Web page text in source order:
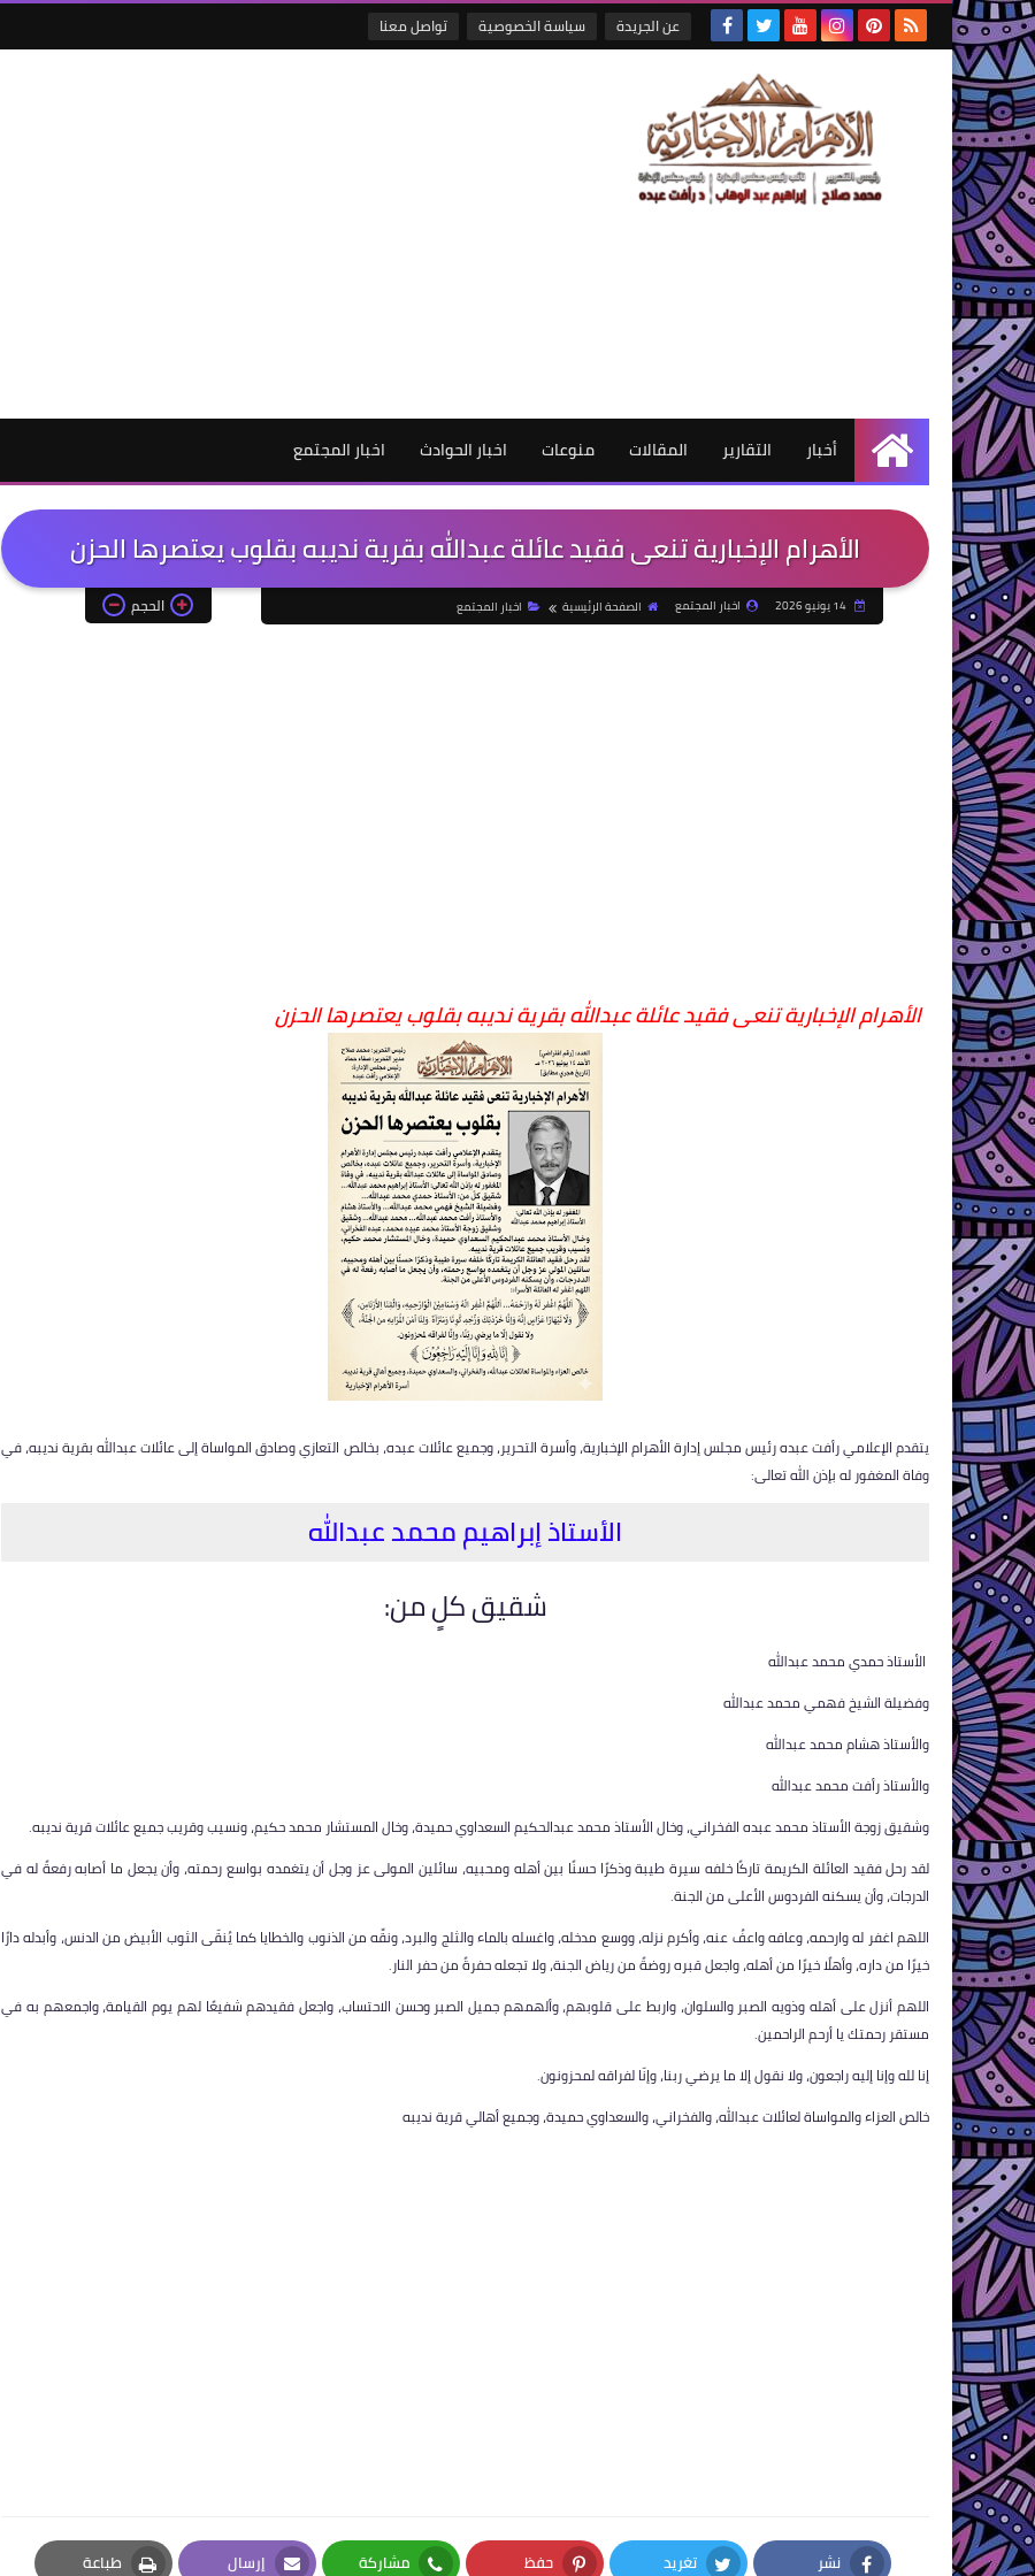
عن الجريدة سياسة الخصوصية تواصل معنا
الرئيسية
أخبار التقارير المقالات منوعات اخبار الحوادث اخبار المجتمع
الأهرام الإخبارية تنعى فقيد عائلة عبدالله بقرية نديبه بقلوب يعتصرها الحزن
14 يونيو 2026 اخبار المجتمع الصفحة الرئيسية اخبار المجتمع الحجم
الأهرام الإخبارية تنعى فقيد عائلة عبدالله بقرية نديبه بقلوب يعتصرها الحزن
يتقدم الإعلامي رأفت عبده رئيس مجلس إدارة الأهرام الإخبارية، وأسرة التحرير، وجميع عائلات عبده، بخالص التعازي وصادق المواساة إلى عائلات عبدالله بقرية نديبه، في
وفاة المغفور له بإذن الله تعالى:
الأستاذ إبراهيم محمد عبدالله
شقيق كلٍ من:
الأستاذ حمدي محمد عبدالله
وفضيلة الشيخ فهمي محمد عبدالله
والأستاذ هشام محمد عبدالله
والأستاذ رأفت محمد عبدالله
وشقيق زوجة الأستاذ محمد عبده الفخراني، وخال الأستاذ محمد عبدالحكيم السعداوي حميدة، وخال المستشار محمد حكيم، ونسيب وقريب جميع عائلات قرية نديبه.
لقد رحل فقيد العائلة الكريمة تاركًا خلفه سيرة طيبة وذكرًا حسنًا بين أهله ومحبيه، سائلين المولى عز وجل أن يتغمده بواسع رحمته، وأن يجعل ما أصابه رفعةً له في
الدرجات، وأن يسكنه الفردوس الأعلى من الجنة.
اللهم اغفر له وارحمه، وعافه واعفُ عنه، وأكرم نزله، ووسع مدخله، واغسله بالماء والثلج والبرد، ونقِّه من الذنوب والخطايا كما يُنقّى الثوب الأبيض من الدنس، وأبدله دارًا
خيرًا من داره، وأهلًا خيرًا من أهله، واجعل قبره روضةً من رياض الجنة، ولا تجعله حفرةً من حفر النار.
اللهم أنزل على أهله وذويه الصبر والسلوان، واربط على قلوبهم، وألهمهم جميل الصبر وحسن الاحتساب، واجعل فقيدهم شفيعًا لهم يوم القيامة، واجمعهم به في
مستقر رحمتك يا أرحم الراحمين.
إنا لله وإنا إليه راجعون، ولا نقول إلا ما يرضي ربنا، وإنّا لفراقه لمحزونون.
خالص العزاء والمواساة لعائلات عبدالله، والفخراني، والسعداوي حميدة، وجميع أهالي قرية نديبه
نشر تغريد حفظ مشاركة إرسال طباعة